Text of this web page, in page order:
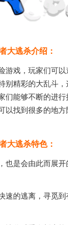
大逃杀介绍：
游戏，玩家们可
别精彩的大乱斗
们能够不断的进
以找到很多的地
大逃杀特色：
也是会由此而展
速的逃离，寻觅